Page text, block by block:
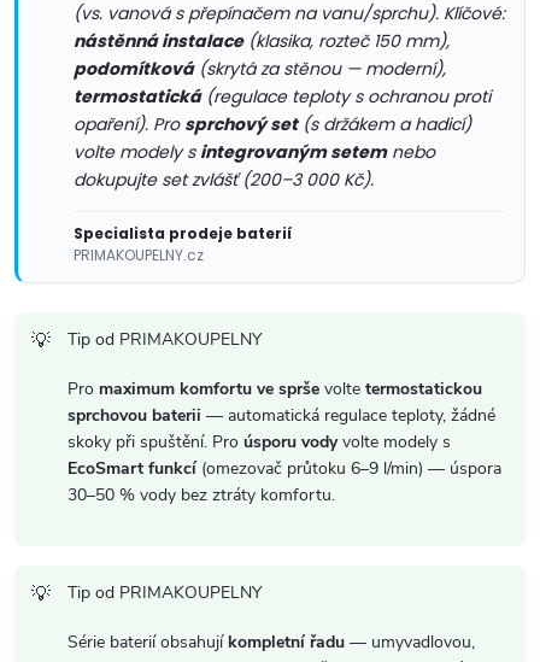
ý
p
(vs. vanová s přepínačem na vanu/sprchu). Klíčové:
nástěnná instalace(klasika, rozteč 150 mm),
podomítková(skrytá za stěnou — moderní),
termostatická(regulace teploty s ochranou proti
opaření). Pro sprchový set(s držákem a hadicí)
volte modely s integrovaným setemnebo
dokupujte set zvlášť (200–3 000 Kč).
Specialista prodeje baterií
PRIMAKOUPELNY.cz
Tip od PRIMAKOUPELNY
Pro maximum komfortu ve sprše volte termostatickou
sprchovou baterii — automatická regulace teploty, žádné
skoky při spuštění. Pro úsporu vodyvolte modely s
EcoSmart funkcí (omezovač průtoku 6–9 l/min) — úspora
30–50 % vody bez ztráty komfortu.
Tip od PRIMAKOUPELNY
Série baterií obsahují kompletní řadu — umyvadlovou,